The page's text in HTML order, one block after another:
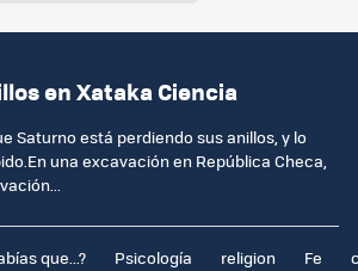
en Xataka Ciencia
Saturno está perdiendo sus anillos, y lo
una excavación en República Checa,
que...? Psicología religion Fe